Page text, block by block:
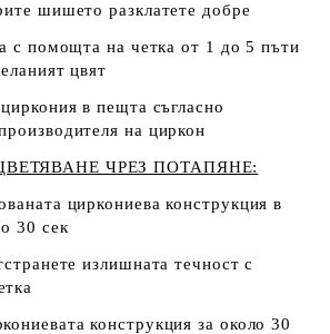
шишето разклатете добре
с помощта на четка от 1 до 5 пъти
цвят
в пещта съгласно
на циркон
ЧРЕЗ ПОТАПЯНЕ:
циркониева конструкция в
30 сек
излишната течност с
конструкция за около 30